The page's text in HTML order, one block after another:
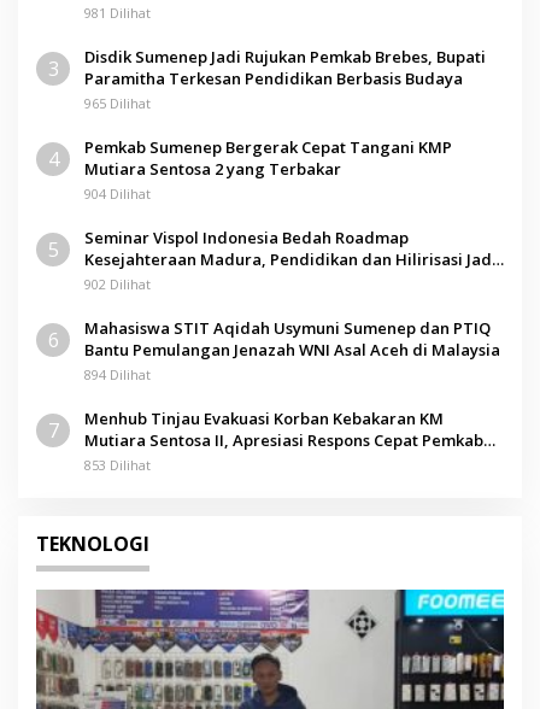
981 Dilihat
3
Disdik Sumenep Jadi Rujukan Pemkab Brebes, Bupati
Paramitha Terkesan Pendidikan Berbasis Budaya
965 Dilihat
4
Pemkab Sumenep Bergerak Cepat Tangani KMP
Mutiara Sentosa 2 yang Terbakar
904 Dilihat
5
Seminar Vispol Indonesia Bedah Roadmap
Kesejahteraan Madura, Pendidikan dan Hilirisasi Jadi
Kunci
902 Dilihat
6
Mahasiswa STIT Aqidah Usymuni Sumenep dan PTIQ
Bantu Pemulangan Jenazah WNI Asal Aceh di Malaysia
894 Dilihat
7
Menhub Tinjau Evakuasi Korban Kebakaran KM
Mutiara Sentosa II, Apresiasi Respons Cepat Pemkab
Sumenep
853 Dilihat
TEKNOLOGI